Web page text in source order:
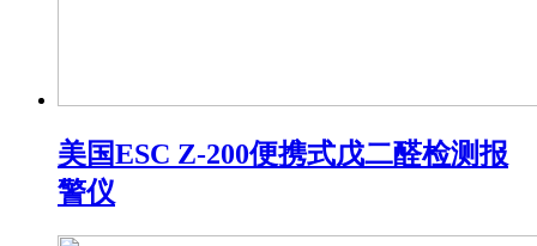
美国ESC Z-200便携式戊二醛检测报
警仪